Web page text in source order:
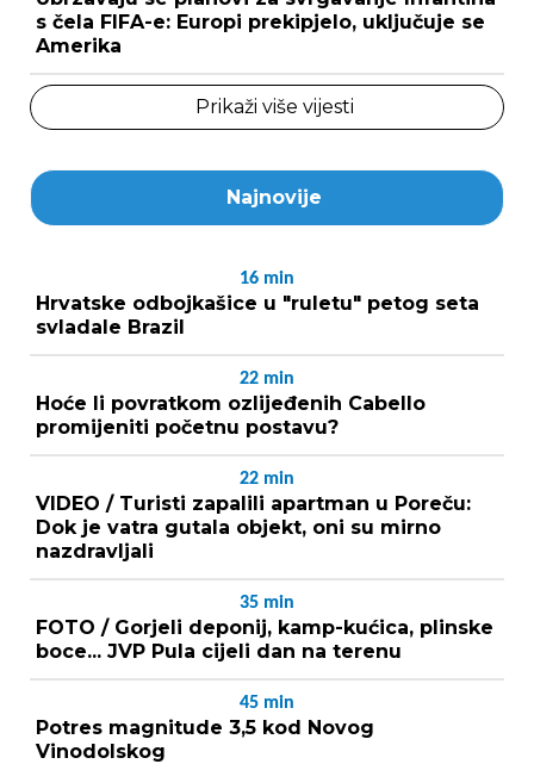
s čela FIFA-e: Europi prekipjelo, uključuje se
Amerika
Prikaži više vijesti
Najnovije
16 min
Hrvatske odbojkašice u "ruletu" petog seta
svladale Brazil
22 min
Hoće li povratkom ozlijeđenih Cabello
promijeniti početnu postavu?
22 min
VIDEO / Turisti zapalili apartman u Poreču:
Dok je vatra gutala objekt, oni su mirno
nazdravljali
35 min
FOTO / Gorjeli deponij, kamp-kućica, plinske
boce... JVP Pula cijeli dan na terenu
45 min
Potres magnitude 3,5 kod Novog
Vinodolskog